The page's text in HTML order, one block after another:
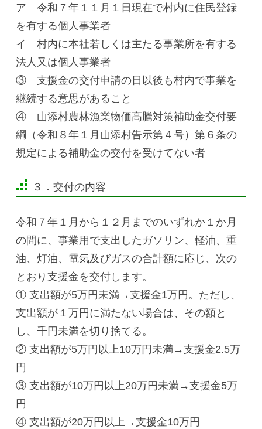
ア 令和７年１１月１日現在で村内に住民登録
を有する個人事業者
イ 村内に本社若しくは主たる事業所を有する
法人又は個人事業者
③ 支援金の交付申請の日以後も村内で事業を
継続する意思があること
④ 山添村農林漁業物価高騰対策補助金交付要
綱（令和８年１月山添村告示第４号）第６条の
規定による補助金の交付を受けてない者
３．交付の内容
令和７年１月から１２月までのいずれか１か月
の間に、事業用で支出したガソリン、軽油、重
油、灯油、電気及びガスの合計額に応じ、次の
とおり支援金を交付します。
① 支出額が5万円未満→支援金1万円。ただし、
支出額が１万円に満たない場合は、その額と
し、千円未満を切り捨てる。
② 支出額が5万円以上10万円未満→支援金2.5万
円
③ 支出額が10万円以上20万円未満→支援金5万
円
④ 支出額が20万円以上→支援金10万円